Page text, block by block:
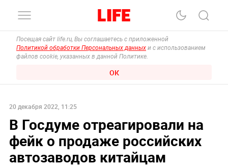
Посещая сайт life.ru, Вы соглашаетесь с приложенной
Политикой обработки Персональных данных и с использованием
файлов cookie, указанных в данной Политике.
ОК
20 декабря 2022, 11:25
В Госдуме отреагировали на
фейк о продаже российских
автозаводов китайцам